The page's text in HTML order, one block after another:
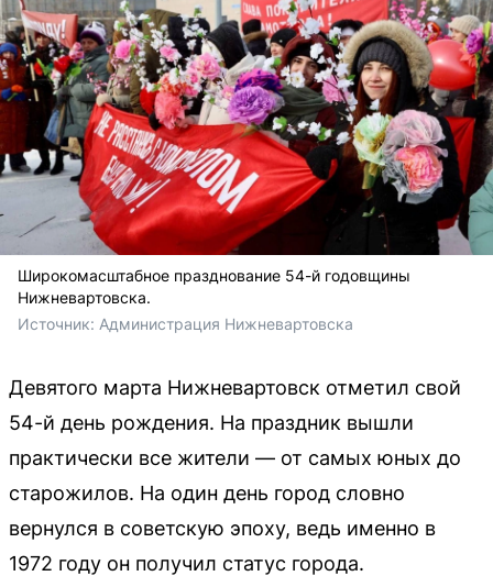
Широкомасштабное празднование 54-й годовщины
Нижневартовска.
Источник: Администрация Нижневартовска
Девятого марта Нижневартовск отметил свой
54-й день рождения. На праздник вышли
практически все жители — от самых юных до
старожилов. На один день город словно
вернулся в советскую эпоху, ведь именно в
1972 году он получил статус города.